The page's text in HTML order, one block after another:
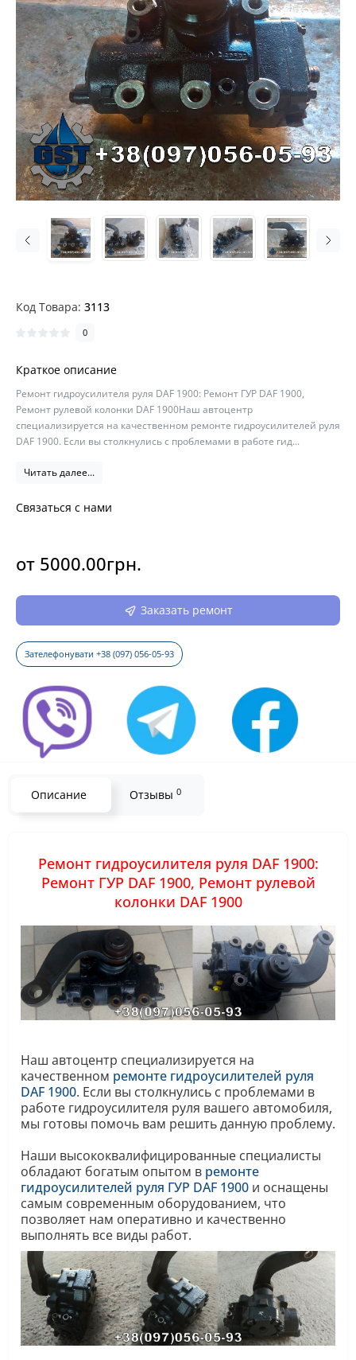
Код Товара: 3113
0
Краткое описание
Ремонт гидроусилителя руля DAF 1900: Ремонт ГУР DAF 1900,
Ремонт рулевой колонки DAF 1900Наш автоцентр
специализируется на качественном ремонте гидроусилителей руля
DAF 1900. Если вы столкнулись с проблемами в работе гид...
Читать далее...
Связаться с нами
от 5000.00грн.
Заказать ремонт
Зателефонувати +38 (097) 056-05-93
Описание Отзывы 0
Ремонт гидроусилителя руля DAF 1900:
Ремонт ГУР DAF 1900, Ремонт рулевой
колонки DAF 1900
Наш автоцентр специализируется на
качественном ремонте гидроусилителей руля
DAF 1900. Если вы столкнулись с проблемами в
работе гидроусилителя руля вашего автомобиля,
мы готовы помочь вам решить данную проблему.
Наши высококвалифицированные специалисты
обладают богатым опытом в ремонте
гидроусилителей руля ГУР DAF 1900 и оснащены
самым современным оборудованием, что
позволяет нам оперативно и качественно
выполнять все виды работ.